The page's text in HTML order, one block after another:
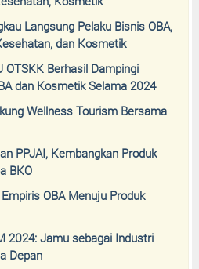
Langsung Pelaku Bisnis OBA,
dan Kosmetik
OTSKK Berhasil Dampingi
dan Kosmetik Selama 2024
Wellness Tourism Bersama
PPJAI, Kembangkan Produk
BKO
OBA Menuju Produk
2024: Jamu sebagai Industri
Depan